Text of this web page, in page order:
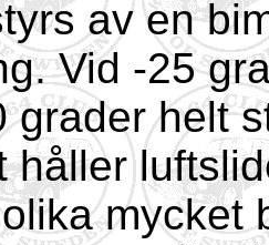
av en
Vid -25
grader helt
håller
mycket